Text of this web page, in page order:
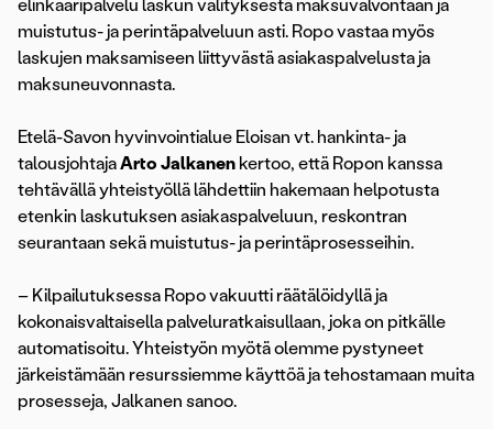
elinkaaripalvelu laskun välityksestä maksuvalvontaan ja
muistutus- ja perintäpalveluun asti. Ropo vastaa myös
laskujen maksamiseen liittyvästä asiakaspalvelusta ja
maksuneuvonnasta.
Etelä-Savon hyvinvointialue Eloisan vt. hankinta- ja
talousjohtajaArto Jalkanen kertoo, että Ropon kanssa
tehtävällä yhteistyöllä lähdettiin hakemaan helpotusta
etenkin laskutuksen asiakaspalveluun, reskontran
seurantaan sekä muistutus- ja perintäprosesseihin.
– Kilpailutuksessa Ropo vakuutti räätälöidyllä ja
kokonaisvaltaisella palveluratkaisullaan, joka on pitkälle
automatisoitu. Yhteistyön myötä olemme pystyneet
järkeistämään resurssiemme käyttöä ja tehostamaan muita
prosesseja, Jalkanen sanoo.